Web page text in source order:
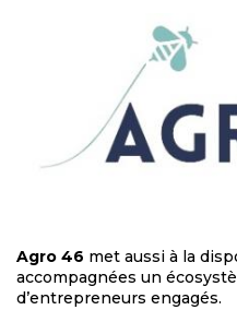
Agro 46 met aussi à la
accompagnées un
d’entrepreneurs engagés.